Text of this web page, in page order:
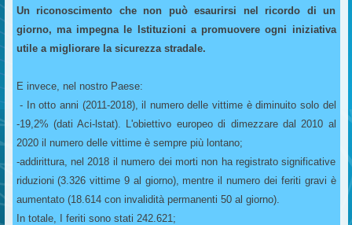
Un riconoscimento che non può esaurirsi nel ricordo di un
giorno, ma impegna le Istituzioni a promuovere ogni iniziativa
utile a migliorare la sicurezza stradale.
E invece, nel nostro Paese:
- In otto anni (2011-2018), il numero delle vittime è diminuito solo del
-19,2% (dati Aci-lstat). L'obiettivo europeo di dimezzare dal 2010 al
2020 il numero delle vittime è sempre più lontano;
-addirittura, nel 2018 il numero dei morti non ha registrato significative
riduzioni (3.326 vittime 9 al giorno), mentre il numero dei feriti gravi è
aumentato (18.614 con invalidità permanenti 50 al giorno).
In totale, I feriti sono stati 242.621;